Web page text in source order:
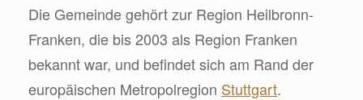
Die Gemeinde gehört zur Region Heilbronn-
Franken, die bis 2003 als Region Franken
bekannt war, und befindet sich am Rand der
europäischen Metropolregion Stuttgart.